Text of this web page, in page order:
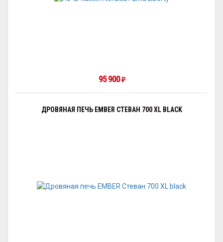
95 900₽
ДРОВЯНАЯ ПЕЧЬ EMBER СТЕВАН 700 XL BLACK